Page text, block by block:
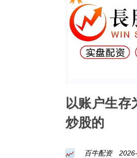
以账户生
炒股的
百牛配资